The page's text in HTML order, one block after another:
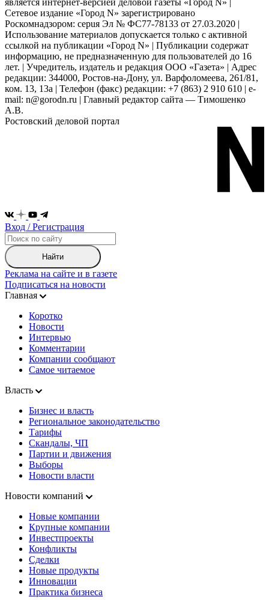
является интернет-версией деловой газеты «Город N» |
Сетевое издание «Город N» зарегистрировано
Роскомнадзором: серuя Эл № ФС77-78133 от 27.03.2020 |
Использование материалов допускается только с активной
ссылкой на публикации «Город N» | Публикации содержат
информацию, не предназначенную для пользователей до 16
лет. | Учредитель, издатель и редакция ООО «Газета» | Адрес
редакции: 344000, Ростов-на-Дону, ул. Варфоломеева, 261/81,
ком. 13, 13а | Телефон (факс) редакции: +7 (863) 2 910 610 | e-
mail: n@gorodn.ru | Главный редактор сайта — Тимошенко
А.В.
Ростовский деловой портал
Вход / Регистрация
Найти
Реклама на сайте и в газете
Подписаться на новости
Главная
Коротко
Новости
Интервью
Комментарии
Компании сообщают
Самое читаемое
Власть
Бизнес и власть
Региональное законодательство
Тарифы
Скандалы, ЧП
Партии и движения
Выборы
Новости власти
Новости компаний
Новые компании
Крупные компании
Инвестпроекты
Конфликты
Сделки
Новые продукты
Инновации
Практика бизнеса